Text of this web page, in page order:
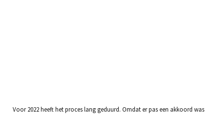
Voor 2022 heeft het proces lang geduurd. Omdat er pas een akkoord was